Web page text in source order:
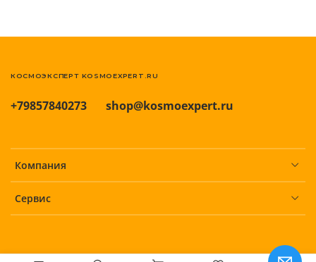
Компания
Сервис
+79857840273 shop@kosmoexpert.ru
КОСМОЭКСПЕРТ KOSMOEXPERT.RU